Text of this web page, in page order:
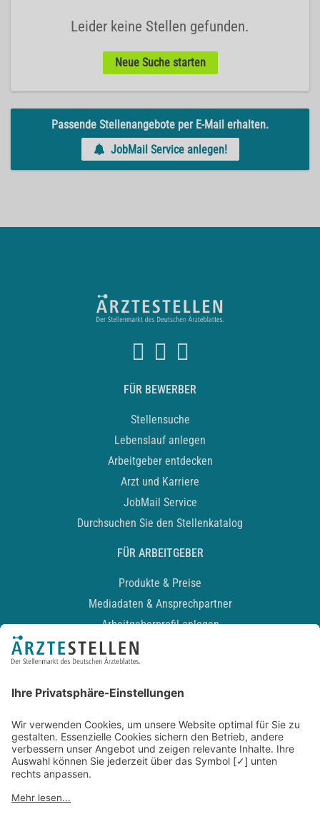
Leider keine Stellen gefunden.
Neue Suche starten
Passende Stellenangebote per E-Mail erhalten.
JobMail Service anlegen!
FÜR BEWERBER
Stellensuche
Lebenslauf anlegen
Arbeitgeber entdecken
Arzt und Karriere
JobMail Service
Durchsuchen Sie den Stellenkatalog
FÜR ARBEITGEBER
Produkte & Preise
Mediadaten & Ansprechpartner
Arbeitgeberprofil anlegen
Recruiting-Podcast
Kontakt
Datenschutz
Newsletter